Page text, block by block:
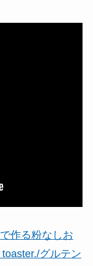
作る粉なしお
グルテン